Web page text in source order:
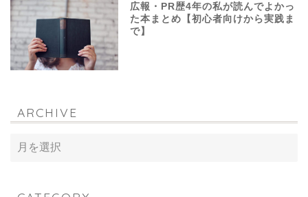
広報・PR歴4年の私が読んでよかっ
た本まとめ【初心者向けから実践ま
で】
ARCHIVE